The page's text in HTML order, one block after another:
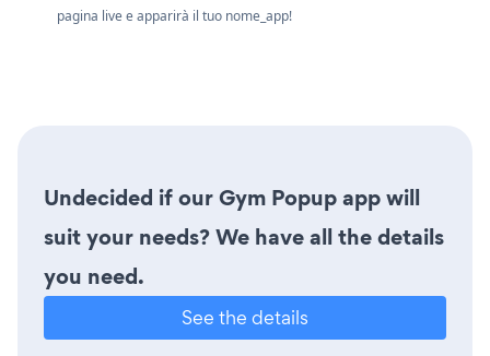
pagina live e apparirà il tuo nome_app!
Undecided if our Gym Popup app will
suit your needs? We have all the details
you need.
See the details